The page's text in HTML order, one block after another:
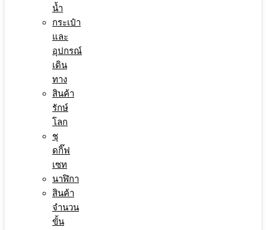
น้ำ
กระเป๋า
และ
อุปกรณ์
เดิน
ทาง
สินค้า
รักษ์
โลก
ชุ
ดกิ๊ฟ
เซท
นาฬิกา
สินค้า
จำนวน
ขั้น